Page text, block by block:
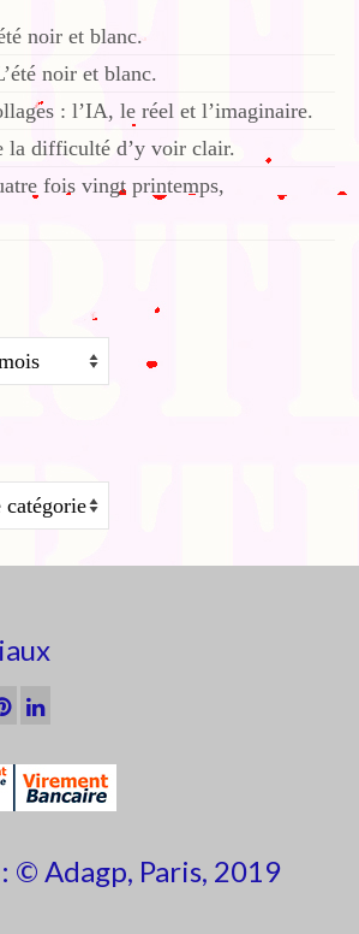
noir et blanc.
noir et blanc.
: l’IA, le réel et l’imaginaire.
la difficulté d’y voir clair.
fois vingt printemps,
© Adagp, Paris, 2019